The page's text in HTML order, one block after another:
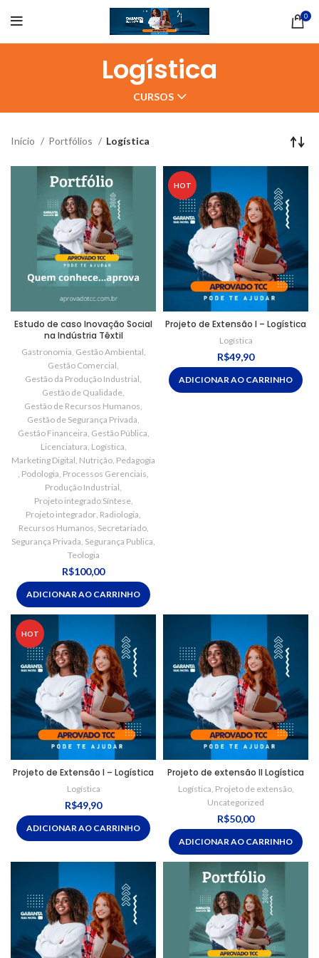
0
Logística
CURSOS
Início Portfólios Logística
Estudo de caso Inovação Social
na Indústria Têxtil
Gastronomia, Gestão Ambiental,
Gestão Comercial,
Gestão da Produção Industrial,
Gestão de Qualidade,
Gestão de Recursos Humanos,
Gestão de Segurança Privada,
Gestão Financeira, Gestão Pública,
Licenciatura, Logística,
Marketing Digital, Nutrição, Pedagogia
, Podologia, Processos Gerenciais,
Produção Industrial,
Projeto integrado Síntese,
Projeto integrador, Radiologia,
Recursos Humanos, Secretariado,
Segurança Privada, Segurança Publica,
Teologia
R$100,00
ADICIONAR AO CARRINHO
HOT
Projeto de Extensão I – Logística
Logística
R$49,90
ADICIONAR AO CARRINHO
HOT
Projeto de Extensão I – Logística
Logística
R$49,90
ADICIONAR AO CARRINHO
Projeto de extensão II Logística
Logística, Projeto de extensão,
Uncategorized
R$50,00
ADICIONAR AO CARRINHO